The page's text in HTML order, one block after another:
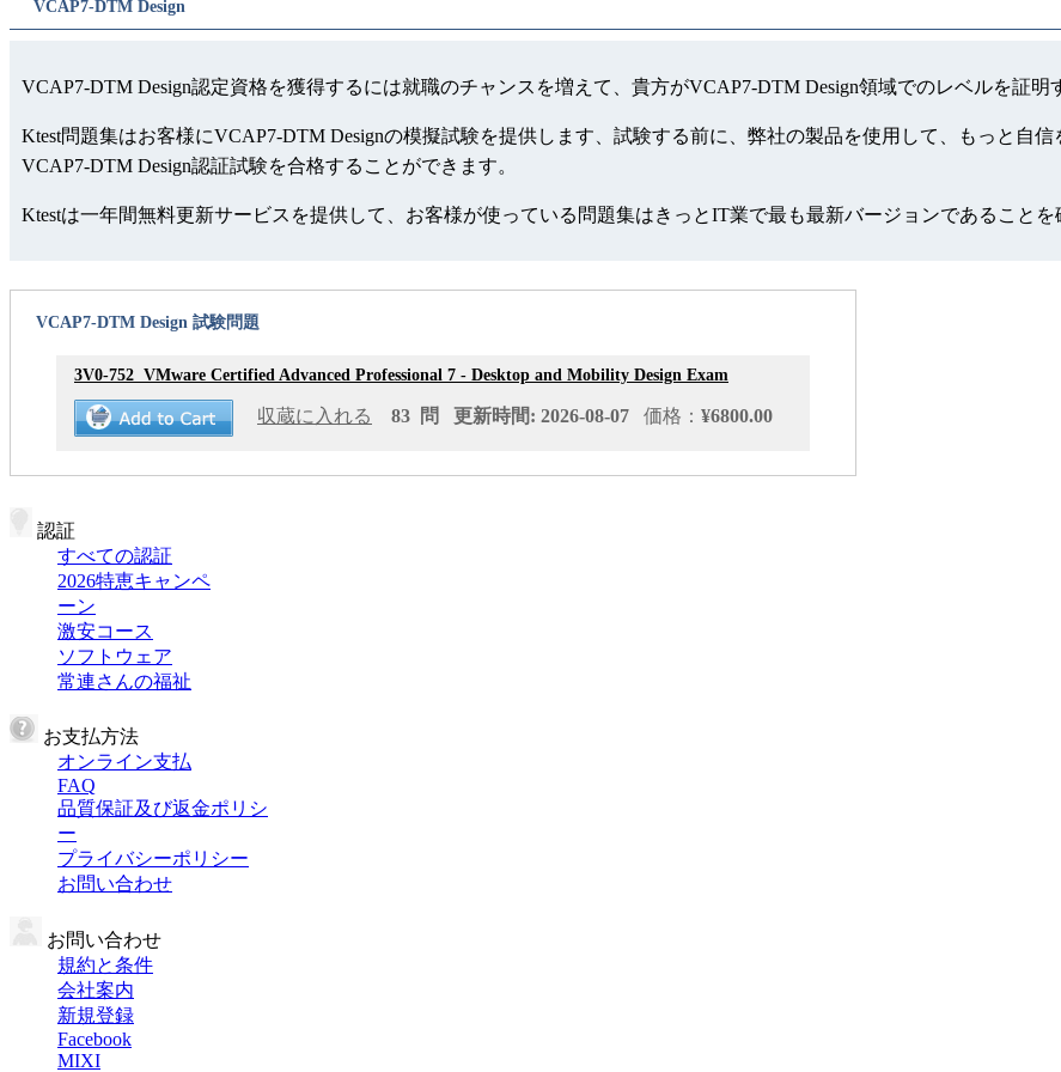
VCAP7-DTM Design
VCAP7-DTM Design認定資格を獲得するには就職のチャンスを増えて、貴方がVCAP7-DTM Design領域でのレベルを証明
Ktest問題集はお客様にVCAP7-DTM Designの模擬試験を提供します、試験する前に、弊社の製品を使用して、もっと自
VCAP7-DTM Design認証試験を合格することができます。
Ktestは一年間無料更新サービスを提供して、お客様が使っている問題集はきっとIT業で最も最新バージョンであることを
VCAP7-DTM Design 試験問題
3V0-752 VMware Certified Advanced Professional 7 - Desktop and Mobility Design Exam
収蔵に入れる 83 問 更新時間: 2026-08-07 価格： ¥6800.00
認証
すべての認証
2026特恵キャンペ
ーン
激安コース
ソフトウェア
常連さんの福祉
お支払方法
オンライン支払
FAQ
品質保証及び返金ポリシ
ー
プライバシーポリシー
お問い合わせ
お問い合わせ
規約と条件
会社案内
新規登録
Facebook
MIXI